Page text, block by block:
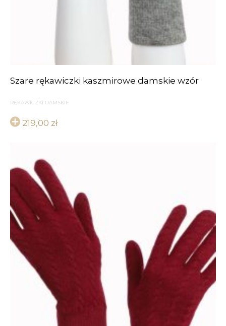
Szare rękawiczki kaszmirowe damskie wzór
RĘKAWICZKI DAMSKIE
219,00 zł